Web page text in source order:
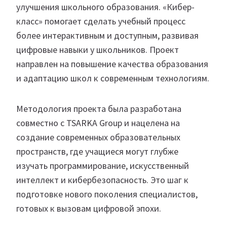
улучшения школьного образования. «Кибер-
класс» помогает сделать учебный процесс
более интерактивным и доступным, развивая
цифровые навыки у школьников. Проект
направлен на повышение качества образования
и адаптацию школ к современным технологиям.
Методология проекта была разработана
совместно с TSARKA Group и нацелена на
создание современных образовательных
пространств, где учащиеся могут глубже
изучать программирование, искусственный
интеллект и кибербезопасность. Это шаг к
подготовке нового поколения специалистов,
готовых к вызовам цифровой эпохи.